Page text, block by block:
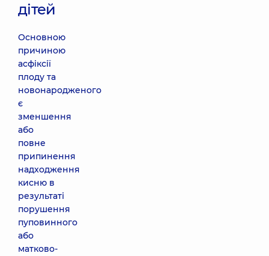
дітей
Основною
причиною
асфіксії
плоду та
новонародженого
є
зменшення
або
повне
припинення
надходження
кисню в
результаті
порушення
пуповинного
або
матково-